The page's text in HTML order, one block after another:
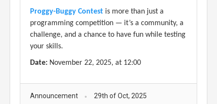
Proggy-Buggy Contest is more than just a
programming competition — it’s a community, a
challenge, and a chance to have fun while testing
your skills.
Date: November 22, 2025, at 12:00
Announcement 29th of Oct, 2025